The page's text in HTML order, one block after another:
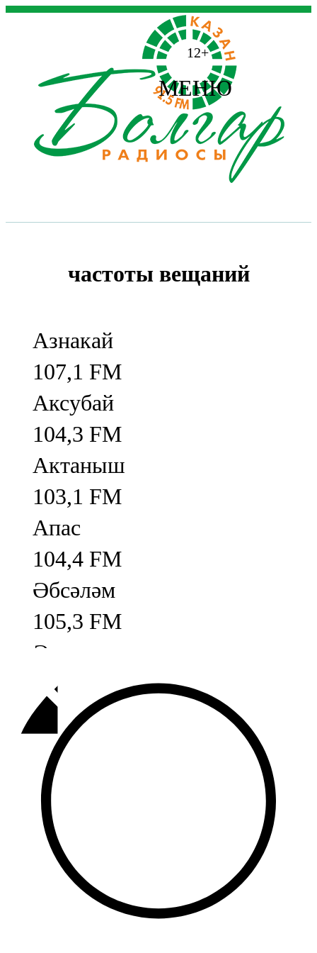
12+
МЕНЮ
частоты вещаний
Азнакай
107,1 FM
Аксубай
104,3 FM
Актаныш
103,1 FM
Апас
104,4 FM
Әбсәләм
105,3 FM
Әлмәт
92,9 FM
Базарлы матак
107,1 FM
Балык бистәсе
104,9 FM
Баулы
107,5 FM
Биләр